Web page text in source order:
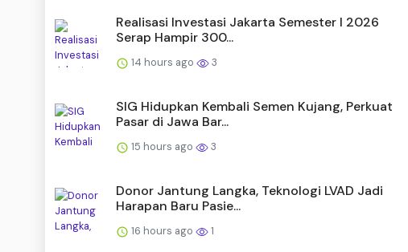
Realisasi Investasi Jakarta Semester I 2026
Serap Hampir 300...
14 hours ago 3
SIG Hidupkan Kembali Semen Kujang, Perkuat
Pasar di Jawa Bar...
15 hours ago 3
Donor Jantung Langka, Teknologi LVAD Jadi
Harapan Baru Pasie...
16 hours ago 1